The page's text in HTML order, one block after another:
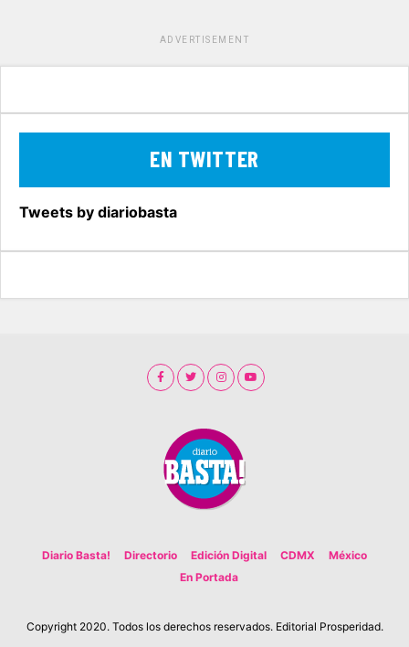
ADVERTISEMENT
EN TWITTER
Tweets by diariobasta
Diario Basta! Directorio Edición Digital CDMX
México
En Portada
Copyright 2020. Todos los derechos reservados. Editorial Prosperidad.